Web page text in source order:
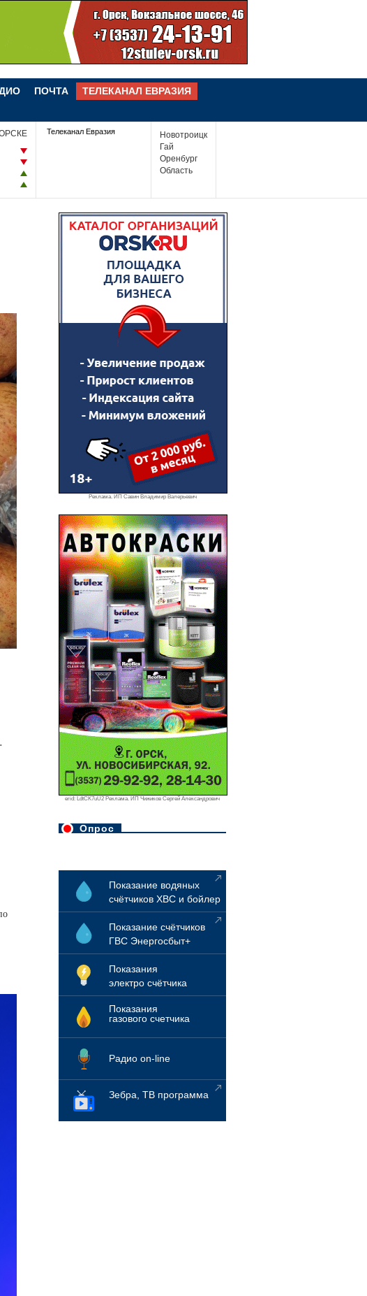
ПОЧТА ТЕЛЕКАНАЛ ЕВРАЗИЯ
Телеканал Евразия
Новотроицк
Гай
Оренбург
Область
Реклама. ИП Савин Владимир Валерьевич
erid: LdtCK7uU2 Реклама. ИП Чижиков Сергей Александрович
Опрос
Показание водяных
счётчиков ХВС и бойлер
Показание счётчиков
ГВС Энергосбыт+
Показания
электро счётчика
Показания
газового счетчика
Радио on-line
Зебра, ТВ программа